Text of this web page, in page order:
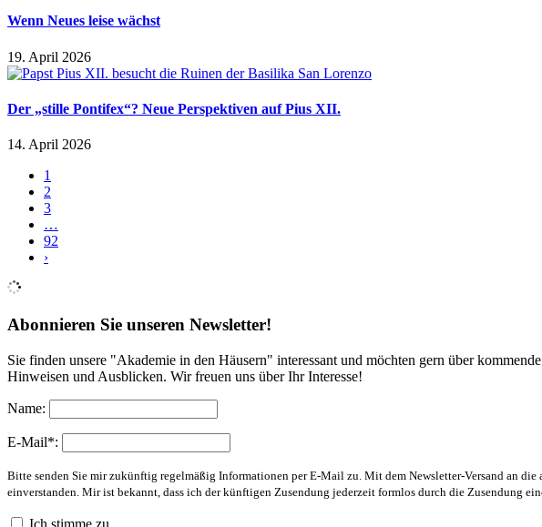
Wenn Neues leise wächst
19. April 2026
Der „stille Pontifex“? Neue Perspektiven auf Pius XII.
14. April 2026
1
2
3
…
92
›
Abonnieren Sie unseren Newsletter!
Sie finden unsere "Akademie in den Häusern" interessant und möchten gern über
Hinweisen und Ausblicken. Wir freuen uns über Ihr Interesse!
Name:
E-Mail*:
Bitte senden Sie mir zukünftig regelmäßig Informationen per E-Mail zu. Mit dem Newsletter-Versand an
einverstanden. Mir ist bekannt, dass ich der künftigen Zusendung jederzeit formlos durch die Zusendung
Ich stimme zu